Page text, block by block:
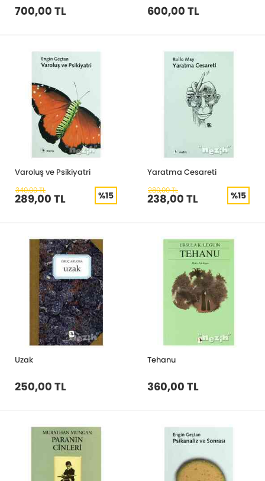
700,00 TL 600,00 TL
Varoluş ve Psikiyatri
340,00 TL
289,00 TL %15
Yaratma Cesareti
280,00 TL
238,00 TL %15
Uzak
250,00 TL
Tehanu
360,00 TL